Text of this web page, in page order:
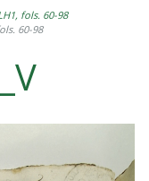
fols. 60-98
60-98